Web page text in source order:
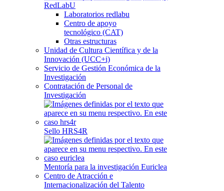
RedLabU
Laboratorios redlabu
Centro de apoyo
tecnológico (CAT)
Otras estructuras
Unidad de Cultura Científica y de la
Innovación (UCC+i)
Servicio de Gestión Económica de la
Investigación
Contratación de Personal de
Investigación
Sello HRS4R
Mentoría para la investigación Euriclea
Centro de Atracción e
Internacionalización del Talento